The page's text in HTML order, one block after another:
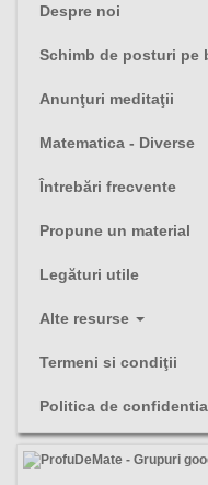
Despre noi
Schimb de posturi pe
Anunţuri meditaţii
Matematica - Diverse
Întrebări frecvente
Propune un material
Legături utile
Alte resurse
Termeni si condiţii
Politica de